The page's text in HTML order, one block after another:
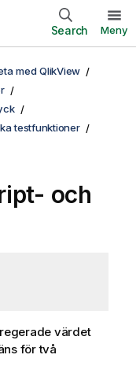
Search Meny
med QlikView
testfunktioner
och
värdet
för två